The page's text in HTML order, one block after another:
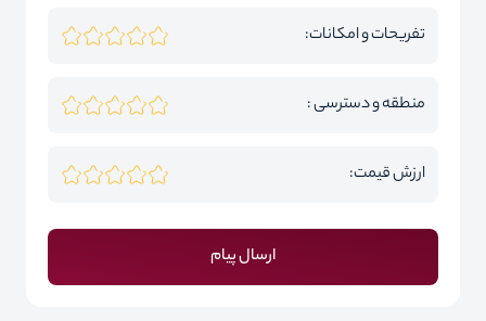
تفریحات و امکانات:
منطقه و دسترسی :
ارزش قیمت:
ارسال پیام